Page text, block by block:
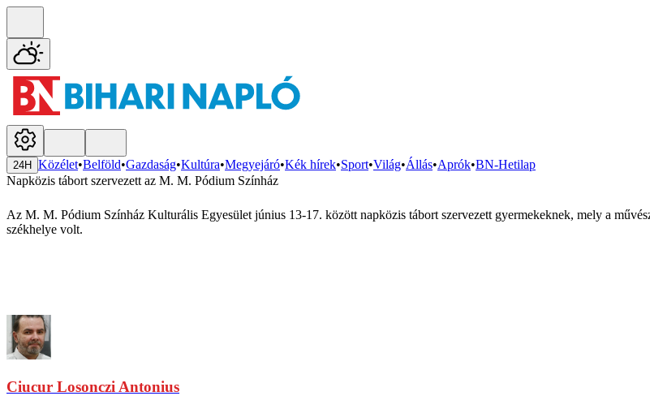
24H Közélet•Belföld•Gazdaság•Kultúra•Megyejáró•Kék hírek•Sport•Világ•Állás•Aprók•BN-Hetilap
Napközis tábort szervezett az M. M. Pódium Színház
Az M. M. Pódium Színház Kulturális Egyesület június 13-17. között napközis tábort szervezett gyermekeknek, mely a
székhelye volt.
Ciucur Losonczi Antonius